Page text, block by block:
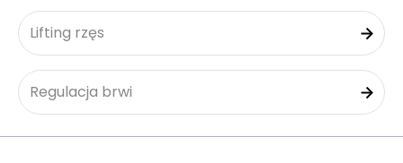
Lifting rzęs
Regulacja brwi